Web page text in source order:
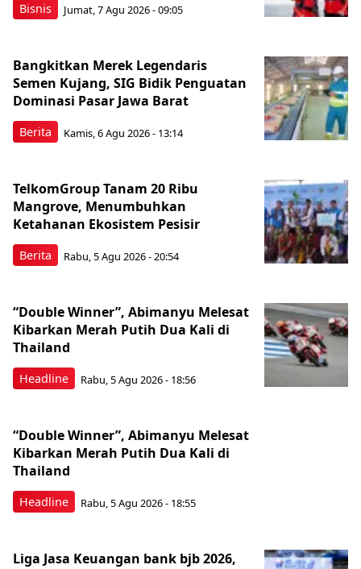
Bisnis Jumat, 7 Agu 2026 - 09:05
Berita
Bangkitkan Merek Legendaris
Semen Kujang, SIG Bidik Penguatan
Dominasi Pasar Jawa Barat
Kamis, 6 Agu 2026 - 13:14
Berita
TelkomGroup Tanam 20 Ribu
Mangrove, Menumbuhkan
Ketahanan Ekosistem Pesisir
Rabu, 5 Agu 2026 - 20:54
Headline
“Double Winner”, Abimanyu Melesat
Kibarkan Merah Putih Dua Kali di
Thailand
Rabu, 5 Agu 2026 - 18:56
Headline
“Double Winner”, Abimanyu Melesat
Kibarkan Merah Putih Dua Kali di
Thailand
Rabu, 5 Agu 2026 - 18:55
Liga Jasa Keuangan bank bjb 2026,